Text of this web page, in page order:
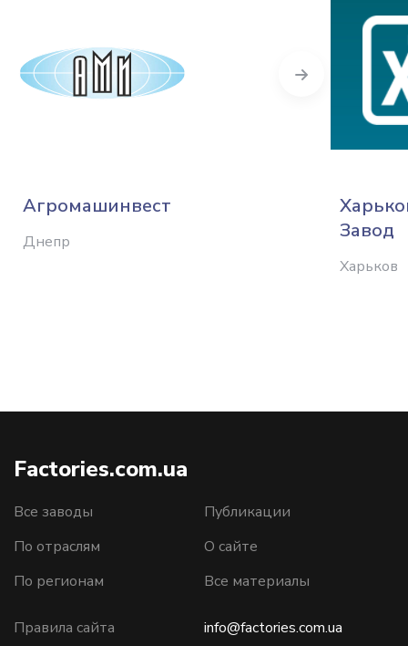
Агромашинвест
Днепр
Завод
Харьков
Factories.com.ua
Все заводы
По отраслям
По регионам
Публикации
О сайте
Все материалы
Правила сайта info@factories.com.ua